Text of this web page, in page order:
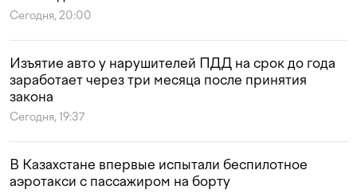
Сегодня, 20:00
Изъятие авто у нарушителей ПДД на срок до года
заработает через три месяца после принятия
закона
Сегодня, 19:37
В Казахстане впервые испытали беспилотное
аэротакси с пассажиром на борту